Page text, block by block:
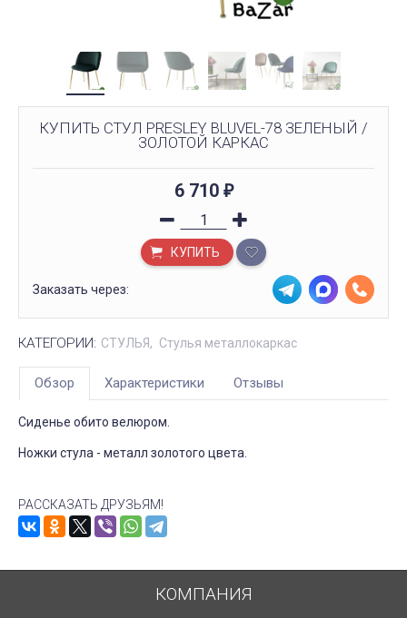
КУПИТЬ СТУЛ PRESLEY BLUVEL-78 ЗЕЛЕНЫЙ /
ЗОЛОТОЙ КАРКАС
6 710 ₽
КУПИТЬ
Заказать через:
КАТЕГОРИИ: СТУЛЬЯ Стулья металлокаркас
Обзор Характеристики Отзывы
Сиденье обито велюром.
Ножки стула - металл золотого цвета.
РАССКАЗАТЬ ДРУЗЬЯМ!
КОМПАНИЯ